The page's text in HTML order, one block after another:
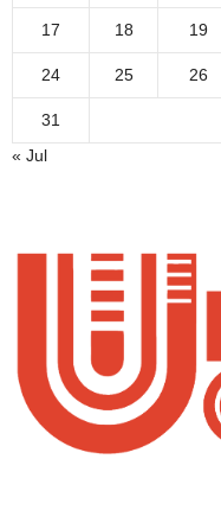
17 18 19
24 25 26
31
« Jul